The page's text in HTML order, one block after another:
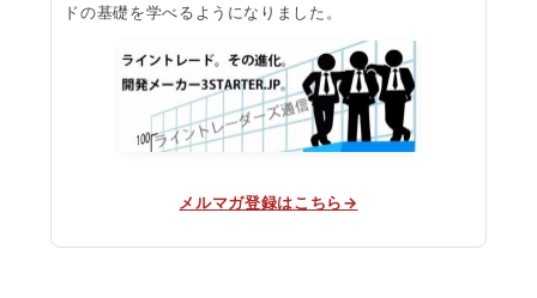
ドの基礎を学べるようになりました。
メルマガ登録はこちら→